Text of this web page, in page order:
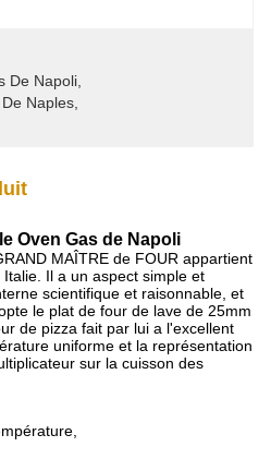
De Napoli
Naples
Oven Gas de Napoli
MAÎTRE de FOUR appartient
Il a un aspect simple et
scientifique et raisonnable, et
le plat de four de lave de 25mm
de pizza fait par lui a l'excellent
uniforme et la représentation
sur la cuisson des